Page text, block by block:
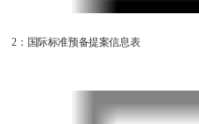
2：国际标准预备提案信息表